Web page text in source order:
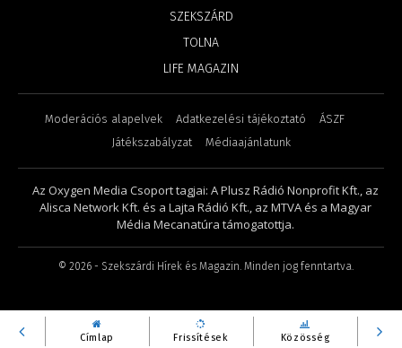
Címlap Frissítések Közösség
SZEKSZÁRD
TOLNA
LIFE MAGAZIN
Moderációs alapelvek Adatkezelési tájékoztató
ÁSZF
Játékszabályzat
Médiaajánlatunk
Az Oxygen Media Csoport tagjai: A Plusz Rádió Nonprofit Kft., az
Alisca Network Kft. és a Lajta Rádió Kft., az MTVA és a Magyar
Média Mecanatúra támogatottja.
© 2026- Szekszárdi Hírek és Magazin. Minden jog fenntartva.